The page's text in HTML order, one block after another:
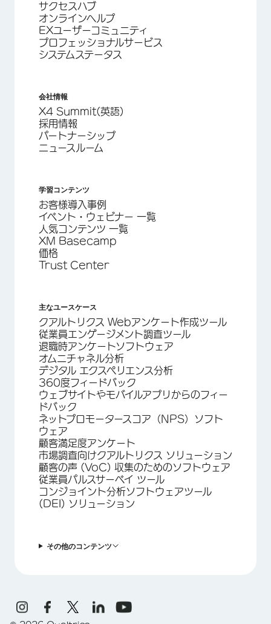
サクセスハブ
オンラインヘルプ
EXユーザーコミュニティ
プロフェッショナルサービス
システムステータス
会社情報
X4 Summit(英語)
採用情報
パートナーシップ
ニュースルーム
学習コンテンツ
お客様導入事例
イベント・ウェビナー 一覧
人気コンテンツ 一覧
XM Basecamp
価格
Trust Center
主なユースケース
クアルトリクス Webアンケート作成ツール
従業員エンゲージメント調査ツール
退職時アンケートソフトウェア
オムニチャネル分析
デジタル エクスペリエンス分析
360度フィードバック
ウェブサイトやモバイルアプリからのフィー
ドバック
ネットプロモータースコア（NPS）ソフト
ウェア
顧客満足度アンケート
市場調査向けクアルトリクス ソリューション
顧客の声 (VoC) 収集のためのソフトウェア
従業員パルスサーベイ ツール
コンジョイント分析ソフトウェアツール
(DEI) ソリューション
その他のコンテンツ